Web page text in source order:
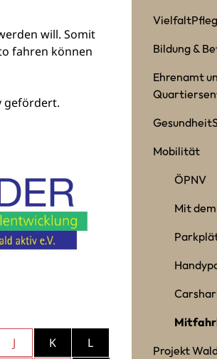
will. Somit
fahren können
gefördert.
J K
L
Vielfalt
Bildung &
Ehrenamt
Gesundheit
Mobilität
ÖPNV
Mit
Projekt